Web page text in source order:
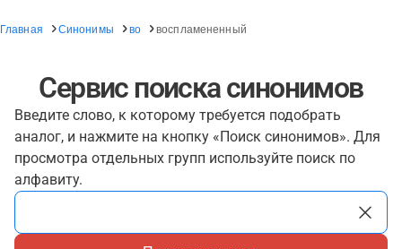
Главная Синонимы во воспламененный
Сервис поиска синонимов
Введите слово, к которому требуется подобрать
аналог, и нажмите на кнопку «Поиск синонимов». Для
просмотра отдельных групп используйте поиск по
алфавиту.